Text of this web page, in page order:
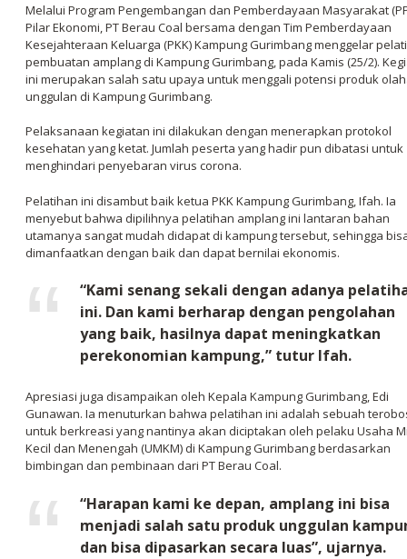
Melalui Program Pengembangan dan Pemberdayaan Masyarakat
Pilar Ekonomi, PT Berau Coal bersama dengan Tim Pemberdayaan
Kesejahteraan Keluarga (PKK) Kampung Gurimbang menggelar
pembuatan amplang di Kampung Gurimbang, pada Kamis (25/2).
ini merupakan salah satu upaya untuk menggali potensi produk
unggulan di Kampung Gurimbang.
Pelaksanaan kegiatan ini dilakukan dengan menerapkan protokol
kesehatan yang ketat. Jumlah peserta yang hadir pun dibatasi untuk
menghindari penyebaran virus corona.
Pelatihan ini disambut baik ketua PKK Kampung Gurimbang, Ifah. Ia
menyebut bahwa dipilihnya pelatihan amplang ini lantaran bahan
utamanya sangat mudah didapat di kampung tersebut, sehingga
dimanfaatkan dengan baik dan dapat bernilai ekonomis.
“Kami senang sekali dengan adanya
ini. Dan kami berharap dengan pengolahan
yang baik, hasilnya dapat meningkatkan
perekonomian kampung,” tutur Ifah.
Apresiasi juga disampaikan oleh Kepala Kampung Gurimbang, Edi
Gunawan. Ia menuturkan bahwa pelatihan ini adalah sebuah
untuk berkreasi yang nantinya akan diciptakan oleh pelaku Usaha
Kecil dan Menengah (UMKM) di Kampung Gurimbang berdasarkan
bimbingan dan pembinaan dari PT Berau Coal.
“Harapan kami ke depan, amplang ini bisa
menjadi salah satu produk unggulan
dan bisa dipasarkan secara luas”, ujarnya.